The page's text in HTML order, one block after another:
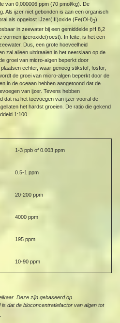
van 0,000006 ppm (70 pmol/kg). De
Als ijzer niet gebonden is aan een organisch
als opgelost IJzer(III)oxide (Fe(OH)3).
in zeewater bij een gemiddelde pH 8,2
vormen ijzeroxide(roest). In feite, is het een
Dus, een grote hoeveelheid
zal alleen uitdraaien in het neerslaan op de
groei van micro-algen beperkt door
echter, waar genoeg stikstof, fosfor,
de groei van micro-algen beperkt door de
in de oceaan hebben aangetoond dat de
van ijzer. Tevens hebben
dat na het toevoegen van ijzer vooral de
het hardst groeien. De ratio die gekend
1:100.
1-3 ppb of 0.003 ppm
0.5-1 ppm
20-200 ppm
4000 ppm
195 ppm
10-90 ppm
Deze zijn gebaseerd op
dat de bioconcentratiefactor van algen tot